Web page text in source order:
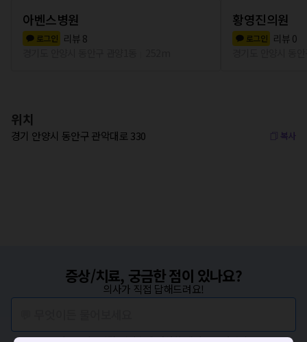
아벤스병원
로그인 리뷰 8
황영진의원
로그인 리뷰 0
위치
경기 안양시 동안구 관악대로 330 복사
증상/치료, 궁금한 점이 있나요?
의사가 직접 답해드려요!